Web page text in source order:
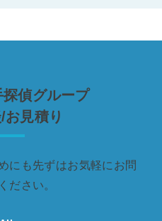
偵グループ
お見積り
にも先ずはお気軽にお問
ださい。